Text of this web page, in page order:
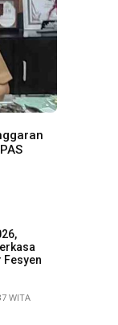
Fesyen
WITA